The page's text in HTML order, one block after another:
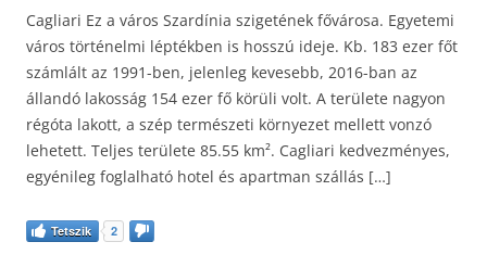
Cagliari Ez a város Szardínia szigetének fővárosa. Egyetemi
város történelmi léptékben is hosszú ideje. Kb. 183 ezer főt
számlált az 1991-ben, jelenleg kevesebb, 2016-ban az
állandó lakosság 154 ezer fő körüli volt. A területe nagyon
régóta lakott, a szép természeti környezet mellett vonzó
lehetett. Teljes területe 85.55 km². Cagliari kedvezményes,
egyénileg foglalható hotel és apartman szállás […]
Tetszik 2